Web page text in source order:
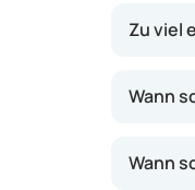
zu
Zu viel
Wann
Wann